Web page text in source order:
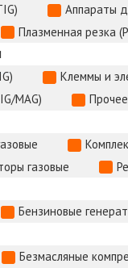
Аппараты
Плазменная резка
Клеммы и
MAG)
газовые
Бензиновые
Безмасляные